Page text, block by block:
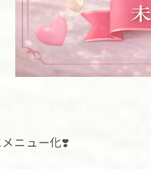
ニュー化❣️